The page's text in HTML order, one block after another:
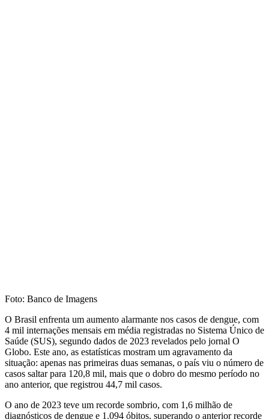
Foto: Banco de Imagens
O Brasil enfrenta um aumento alarmante nos casos de dengue, com
4 mil internações mensais em média registradas no Sistema Único de
Saúde (SUS), segundo dados de 2023 revelados pelo jornal O
Globo. Este ano, as estatísticas mostram um agravamento da
situação: apenas nas primeiras duas semanas, o país viu o número de
casos saltar para 120,8 mil, mais que o dobro do mesmo período no
ano anterior, que registrou 44,7 mil casos.
O ano de 2023 teve um recorde sombrio, com 1,6 milhão de
diagnósticos de dengue e 1.094 óbitos, superando o anterior recorde